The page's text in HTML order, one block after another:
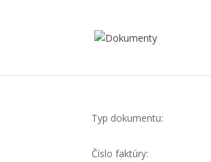
Typ dokumentu:
Číslo faktúry: